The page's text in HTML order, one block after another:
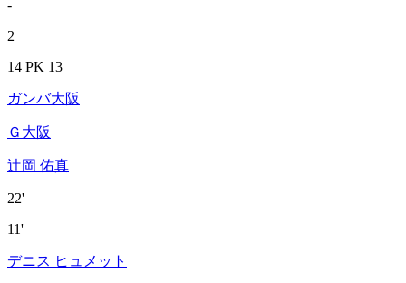
-
2
14 PK 13
ガンバ大阪
Ｇ大阪
辻岡 佑真
22'
11'
デニス ヒュメット